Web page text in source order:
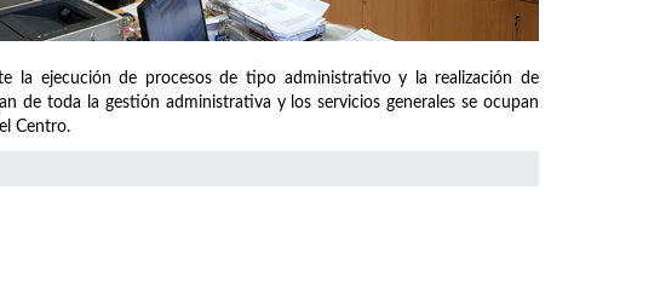
la ejecución de procesos de tipo administrativo y la realización de
de toda la gestión administrativa y los servicios generales se ocupan
Centro.